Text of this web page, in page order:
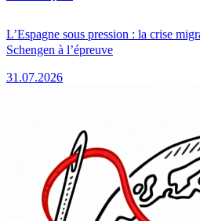
L’Espagne sous pression : la crise
Schengen à l’épreuve
31.07.2026